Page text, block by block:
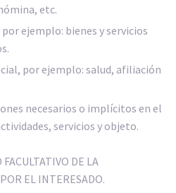
etc.
ejemplo: bienes y servicios
por ejemplo: salud, afiliación
necesarios o implícitos en el
servicios y objeto.
DE LA
EL INTERESADO.